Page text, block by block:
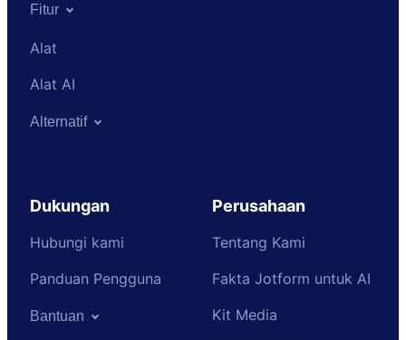
Fitur
Alat
Alat AI
Alternatif
Dukungan
Hubungi kami
Panduan Pengguna
Bantuan
Perusahaan
Tentang Kami
Fakta Jotform untuk AI
Kit Media